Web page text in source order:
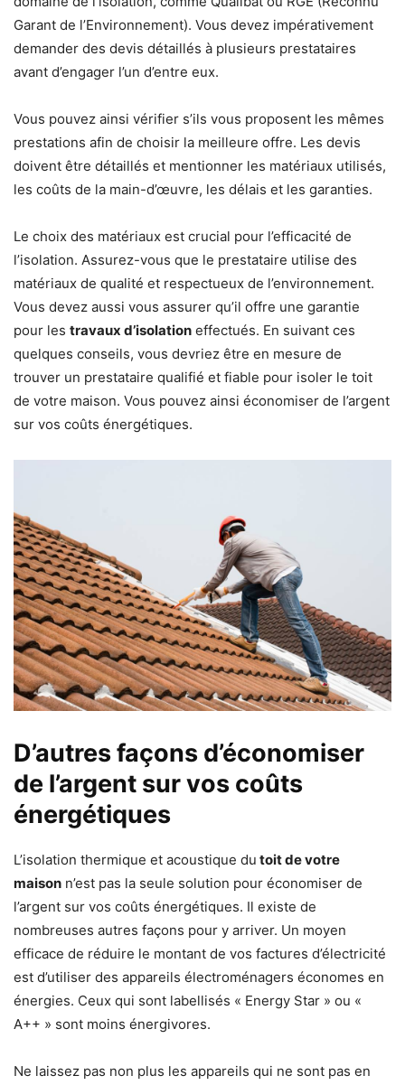
Garant de l’Environnement). Vous devez impérativement
demander des devis détaillés à plusieurs prestataires
avant d’engager l’un d’entre eux.
Vous pouvez ainsi vérifier s’ils vous proposent les mêmes
prestations afin de choisir la meilleure offre. Les devis
doivent être détaillés et mentionner les matériaux utilisés,
les coûts de la main-d’œuvre, les délais et les garanties.
Le choix des matériaux est crucial pour l’efficacité de
l’isolation. Assurez-vous que le prestataire utilise des
matériaux de qualité et respectueux de l’environnement.
Vous devez aussi vous assurer qu’il offre une garantie
pour les travaux d’isolation effectués. En suivant ces
quelques conseils, vous devriez être en mesure de
trouver un prestataire qualifié et fiable pour isoler le toit
de votre maison. Vous pouvez ainsi économiser de l’argent
sur vos coûts énergétiques.
D’autres façons d’économiser
de l’argent sur vos coûts
énergétiques
L’isolation thermique et acoustique du toit de votre
maison n’est pas la seule solution pour économiser de
l’argent sur vos coûts énergétiques. Il existe de
nombreuses autres façons pour y arriver. Un moyen
efficace de réduire le montant de vos factures d’électricité
est d’utiliser des appareils électroménagers économes en
énergies. Ceux qui sont labellisés « Energy Star » ou «
A++ » sont moins énergivores.
Ne laissez pas non plus les appareils qui ne sont pas en